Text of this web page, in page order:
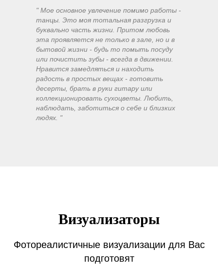
" Мое основное увлечение помимо работы -
танцы. Это моя тотальная разгрузка и
буквально часть жизни. Притом любовь
эта проявляется не только в зале, но и в
бытовой жизни - будь то помыть посуду
или почистить зубы - всегда в движении.
Нравится замедляться и находить
радость в простых вещах - готовить
десерты, брать в руки гитару или
коллекционировать сухоцветы. Любить,
наблюдать, заботиться о себе и близких
людях. "
Визуализаторы
Фотореалистичные визуализации для Вас
подготовят